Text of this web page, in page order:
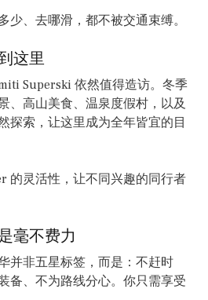
少、去哪滑，都不被交通束缚。
这里
Superski 依然值得造访。冬季
、高山美食、温泉度假村，以及
探索，让这里成为全年皆宜的目
的灵活性，让不同兴趣的同行者
毫不费力
并非五星标签，而是：不赶时
备、不为路线分心。你只需享受